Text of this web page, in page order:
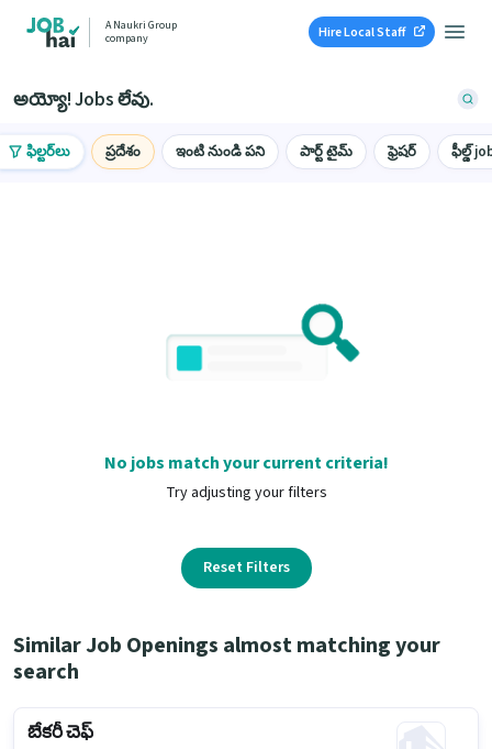
A Naukri Group
company
Hire Local Staff
అయ్యో! Jobs లేవు.
ఫిల్టర్‌లు ప్రదేశం ఇంటి నుండి పని పార్ట్ టైమ్ ఫ్రెషర్ ఫీల్డ్
No jobs match your current criteria!
Try adjusting your filters
Reset Filters
Similar Job Openings almost matching your
search
బేకరీ చెఫ్